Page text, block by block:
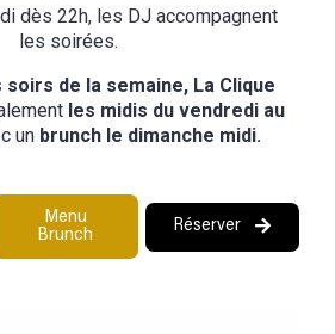
dès 22h, les DJ accompagnent
les soirées.
de la semaine, La Clique
les midis du vendredi au
un brunch le dimanche midi.
Menu
Brunch
Réserver